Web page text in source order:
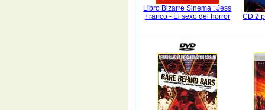
Libro Bizarre Sinema : Jess
Franco - El sexo del horror
CD 2